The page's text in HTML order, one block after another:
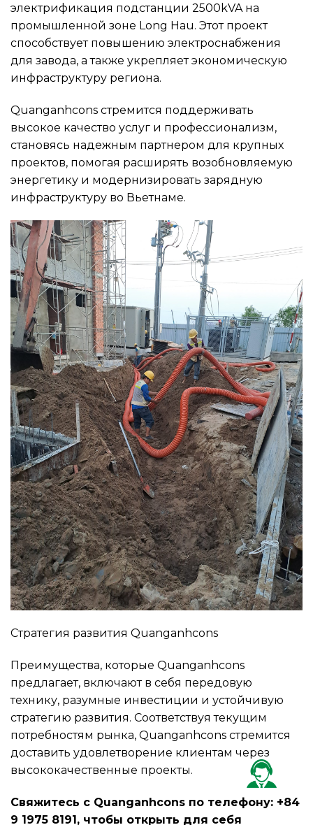
электрификация подстанции 2500kVA на
промышленной зоне Long Hau. Этот проект
способствует повышению электроснабжения
для завода, а также укрепляет экономическую
инфраструктуру региона.
Quanganhcons стремится поддерживать
высокое качество услуг и профессионализм,
становясь надежным партнером для крупных
проектов, помогая расширять возобновляемую
энергетику и модернизировать зарядную
инфраструктуру во Вьетнаме.
Стратегия развития Quanganhcons
Преимущества, которые Quanganhcons
предлагает, включают в себя передовую
технику, разумные инвестиции и устойчивую
стратегию развития. Соответствуя текущим
потребностям рынка, Quanganhcons стремится
доставить удовлетворение клиентам через
высококачественные проекты.
Свяжитесь с Quanganhcons по телефону: +84
9 1975 8191, чтобы открыть для себя